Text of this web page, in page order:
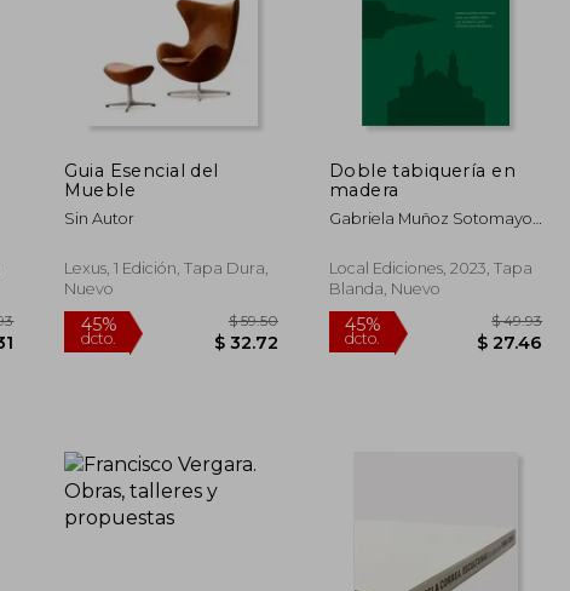
$ 31.31
Guia Esencial del
Mueble
Sin Autor
Lexus, 1 Edición, Tapa Dura,
Nuevo
Doble tabiquería en
madera
Gabriela Muñoz Sotomayor,
Luis Goldsack Jarpa,
Verónica Veas Brokering
Local Ediciones, 2023, Tapa
Blanda, Nuevo